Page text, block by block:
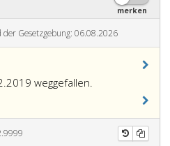
merken
Gesetzgebung: 06.08.2026
weggefallen.